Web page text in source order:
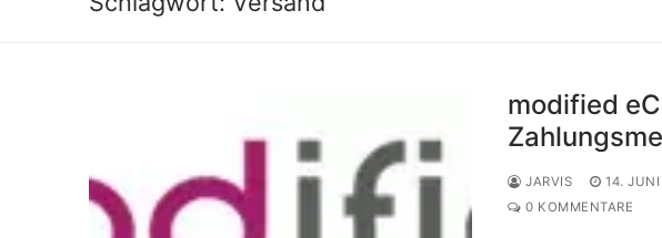
modified
JARVIS 14.
0 KOMMENTARE